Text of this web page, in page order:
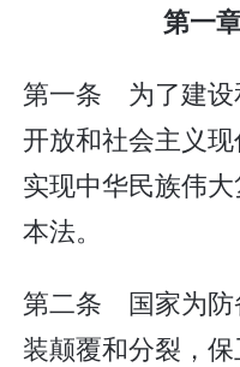
第
第一条 为了建设
开放和社会主义
实现中华民族伟
本法。
第二条 国家为防
装颠覆和分裂，